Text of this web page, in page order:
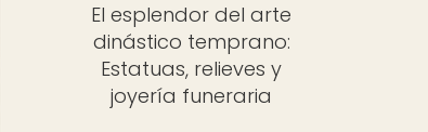
El esplendor del arte
dinástico temprano:
Estatuas, relieves y
joyería funeraria